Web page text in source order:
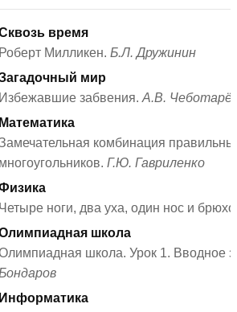
время
Роберт Милликен. Б.Л. Дружинин
мир
Избежавшие забвения. А.В.
Математика
Замечательная комбинация
многоугольников. Г.Ю. Гавриленко
Четыре ноги, два уха, один нос и
школа
школа. Урок 1. Вводное
Информатика